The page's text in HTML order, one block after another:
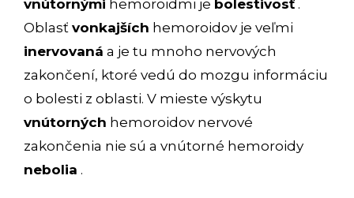
vnútornými hemoroidmi je bolestivosť.
Oblasť vonkajších hemoroidov je veľmi
inervovaná a je tu mnoho nervových
zakončení, ktoré vedú do mozgu informáciu
o bolesti z oblasti. V mieste výskytu
vnútorných hemoroidov nervové
zakončenia nie sú a vnútorné hemoroidy
nebolia .